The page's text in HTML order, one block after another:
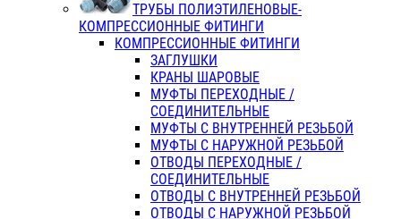
ТРУБЫ ПОЛИЭТИЛЕНОВЫЕ-
КОМПРЕССИОННЫЕ ФИТИНГИ
КОМПРЕССИОННЫЕ ФИТИНГИ
ЗАГЛУШКИ
КРАНЫ ШАРОВЫЕ
МУФТЫ ПЕРЕХОДНЫЕ /
СОЕДИНИТЕЛЬНЫЕ
МУФТЫ С ВНУТРЕННЕЙ РЕЗЬБОЙ
МУФТЫ С НАРУЖНОЙ РЕЗЬБОЙ
ОТВОДЫ ПЕРЕХОДНЫЕ /
СОЕДИНИТЕЛЬНЫЕ
ОТВОДЫ С ВНУТРЕННЕЙ РЕЗЬБОЙ
ОТВОДЫ С НАРУЖНОЙ РЕЗЬБОЙ